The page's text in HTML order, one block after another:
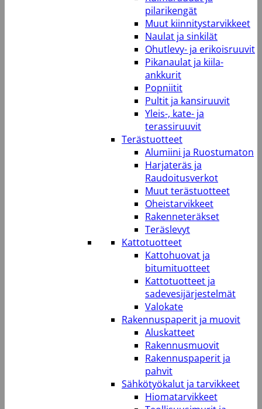
pilarikengät
Muut kiinnitystarvikkeet
Naulat ja sinkilät
Ohutlevy- ja erikoisruuvit
Pikanaulat ja kiila-
ankkurit
Popniitit
Pultit ja kansiruuvit
Yleis-, kate- ja
terassiruuvit
Terästuotteet
Alumiini ja Ruostumaton
Harjateräs ja
Raudoitusverkot
Muut terästuotteet
Oheistarvikkeet
Rakenneteräkset
Teräslevyt
Kattotuotteet
Kattohuovat ja
bitumituotteet
Kattotuotteet ja
sadevesijärjestelmät
Valokate
Rakennuspaperit ja muovit
Aluskatteet
Rakennusmuovit
Rakennuspaperit ja
pahvit
Sähkötyökalut ja tarvikkeet
Hiomatarvikkeet